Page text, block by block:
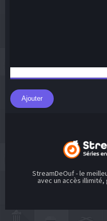
Ajouter
StreamDeOuf - le
avec un accès